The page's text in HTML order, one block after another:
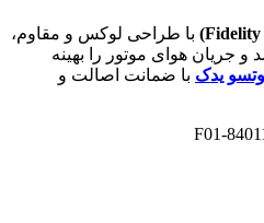
با طراحی لوکس و مقاوم،
جریان هوای موتور را بهینه
یدک با ضمانت اصالت و